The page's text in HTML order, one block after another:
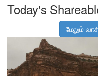
Today's
மேலும்